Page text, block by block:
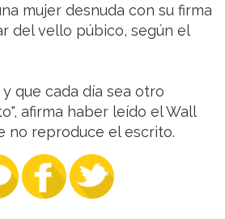
mujer desnuda con su firma
del vello púbico, según el
que cada día sea otro
afirma haber leído el Wall
no reproduce el escrito.